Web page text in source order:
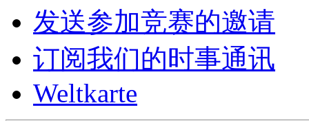
发送参加竞赛的邀请
订阅我们的时事通讯
Weltkarte